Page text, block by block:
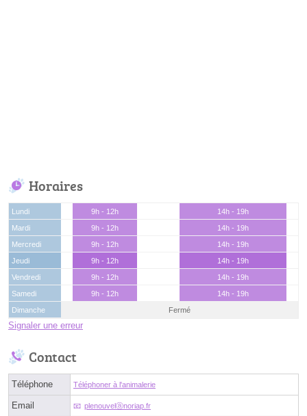
Horaires
Lundi 9h - 12h
14h - 19h
Mardi
9h - 12h
14h - 19h
Mercredi
9h - 12h
14h - 19h
Jeudi
9h - 12h
14h - 19h
Vendredi
9h - 12h
14h - 19h
Samedi
9h - 12h
14h - 19h
Dimanche
Fermé
Signaler une erreur
Contact
Téléphone Téléphoner à l'animalerie
Email plenouvelⓐnoriap.fr